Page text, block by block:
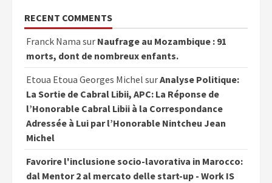
RECENT COMMENTS
Franck Nama sur Naufrage au Mozambique : 91
morts, dont de nombreux enfants.
Etoua Etoua Georges Michel surAnalyse Politique:
La Sortie de Cabral Libii, APC: La Réponse de
l’Honorable Cabral Libii à la Correspondance
Adressée à Lui par l’Honorable Nintcheu Jean
Michel
Favorire l'inclusione socio-lavorativa in Marocco:
dal Mentor 2 al mercato delle start-up - Work IS